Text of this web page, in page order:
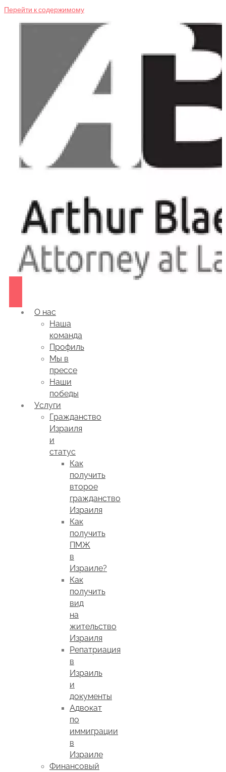
Перейти к содержимому
О нас
Наша
команда
Профиль
Мы в
прессе
Наши
победы
Услуги
Гражданство
Израиля
и
статус
Как
получить
второе
гражданство
Израиля
Как
получить
ПМЖ
в
Израиле?
Как
получить
вид
на
жительство
Израиля
Репатриация
в
Израиль
и
документы
Адвокат
по
иммиграции
в
Израиле
Финансовый